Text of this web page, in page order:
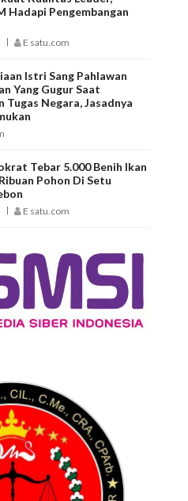
Hadapi Pengembangan
E satu.com
Istri Sang Pahlawan
Yang Gugur Saat
Tugas Negara, Jasadnya
Tebar 5.000 Benih Ikan
Pohon Di Setu
E satu.com